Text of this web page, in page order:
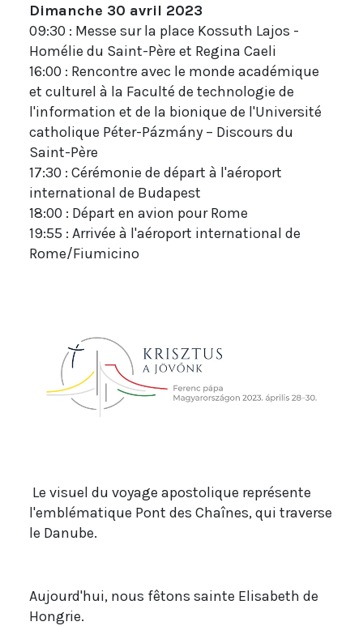
Dimanche 30 avril 2023
09:30 : Messe sur la place Kossuth Lajos -
Homélie du Saint-Père et Regina Caeli
16:00 : Rencontre avec le monde académique
et culturel à la Faculté de technologie de
l'information et de la bionique de l'Université
catholique Péter-Pázmány – Discours du
Saint-Père
17:30 : Cérémonie de départ à l'aéroport
international de Budapest
18:00 : Départ en avion pour Rome
19:55 : Arrivée à l'aéroport international de
Rome/Fiumicino
Le visuel du voyage apostolique représente
l'emblématique Pont des Chaînes, qui traverse
le Danube.
Aujourd'hui, nous fêtons sainte Elisabeth de
Hongrie.